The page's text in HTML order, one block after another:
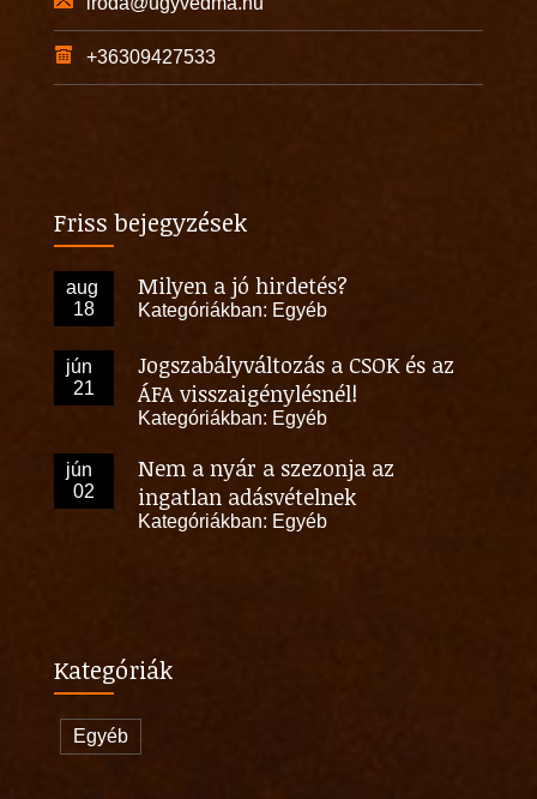
+36309427533
Friss bejegyzések
aug
18
Milyen a jó hirdetés?
Kategóriákban: Egyéb
jún
21
Jogszabályváltozás a CSOK és az
ÁFA visszaigénylésnél!
Kategóriákban: Egyéb
jún
02
Nem a nyár a szezonja az
ingatlan adásvételnek
Kategóriákban: Egyéb
Kategóriák
Egyéb